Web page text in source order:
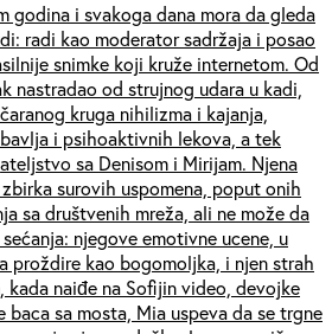
godina i svakoga dana mora da gleda
radi kao moderator sadržaja i posao
snimke koji kruže internetom. Od
nastradao od strujnog udara u kadi,
kruga nihilizma i kajanja,
i psihoaktivnih lekova, a tek
sa Denisom i Mirijam. Njena
surovih uspomena, poput onih
sa društvenih mreža, ali ne može da
njegove emotivne ucene, u
proždire kao bogomoljka, i njen strah
kada naiđe na Sofijin video, devojke
baca sa mosta, Mia uspeva da se trgne